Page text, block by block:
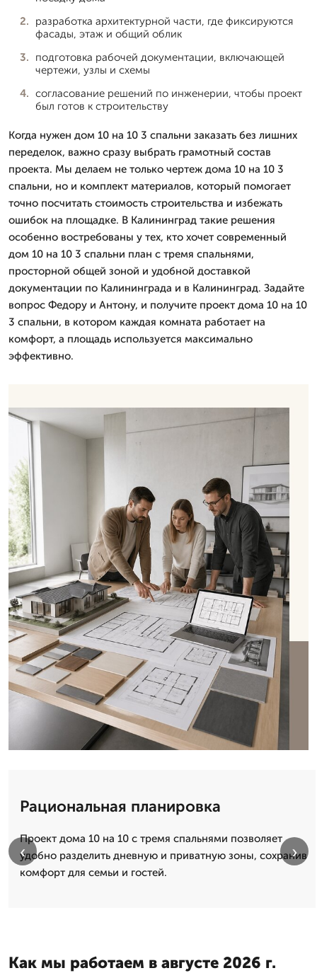
разработка архитектурной части, где фиксируются
фасады, этаж и общий облик
подготовка рабочей документации, включающей
чертежи, узлы и схемы
согласование решений по инженерии, чтобы проект
был готов к строительству
Когда нужен дом 10 на 10 3 спальни заказать без лишних
переделок, важно сразу выбрать грамотный состав
проекта. Мы делаем не только чертеж дома 10 на 10 3
спальни, но и комплект материалов, который помогает
точно посчитать стоимость строительства и избежать
ошибок на площадке. В Калининград такие решения
особенно востребованы у тех, кто хочет современный
дом 10 на 10 3 спальни план с тремя спальнями,
просторной общей зоной и удобной доставкой
документации по Калининграда и в Калининград. Задайте
вопрос Федору и Антону, и получите проект дома 10 на 10
3 спальни, в котором каждая комната работает на
комфорт, а площадь используется максимально
эффективно.
Рациональная планировка
Проект дома 10 на 10 с тремя спальнями позволяет
удобно разделить дневную и приватную зоны, сохранив
комфорт для семьи и гостей.
‹ ›
Как мы работаем в августе 2026 г.